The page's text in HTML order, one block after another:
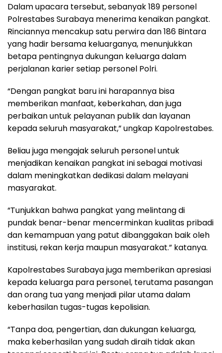
Dalam upacara tersebut, sebanyak 189 personel
Polrestabes Surabaya menerima kenaikan pangkat.
Rinciannya mencakup satu perwira dan 186 Bintara
yang hadir bersama keluarganya, menunjukkan
betapa pentingnya dukungan keluarga dalam
perjalanan karier setiap personel Polri.
“Dengan pangkat baru ini harapannya bisa
memberikan manfaat, keberkahan, dan juga
perbaikan untuk pelayanan publik dan layanan
kepada seluruh masyarakat,” ungkap Kapolrestabes.
Beliau juga mengajak seluruh personel untuk
menjadikan kenaikan pangkat ini sebagai motivasi
dalam meningkatkan dedikasi dalam melayani
masyarakat.
“Tunjukkan bahwa pangkat yang melintang di
pundak benar-benar mencerminkan kualitas pribadi
dan kemampuan yang patut dibanggakan baik oleh
institusi, rekan kerja maupun masyarakat.” katanya.
Kapolrestabes Surabaya juga memberikan apresiasi
kepada keluarga para personel, terutama pasangan
dan orang tua yang menjadi pilar utama dalam
keberhasilan tugas-tugas kepolisian.
“Tanpa doa, pengertian, dan dukungan keluarga,
maka keberhasilan yang sudah diraih tidak akan